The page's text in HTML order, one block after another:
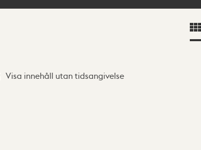
Visa innehåll utan tidsangivelse